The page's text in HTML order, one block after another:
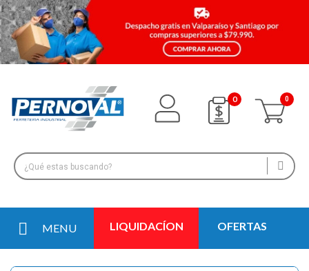
0
MENU LIQUIDACÍON OFERTAS